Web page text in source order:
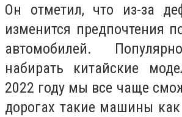
Он отметил, что из-за
изменится предпочтения
автомобилей.
набирать китайские
2022 году мы все чаще
дорогах такие машины как